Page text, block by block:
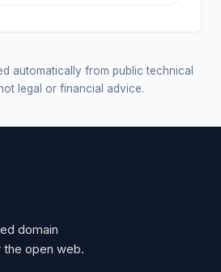
automatically from public technical
legal or financial advice.
domain
open web.